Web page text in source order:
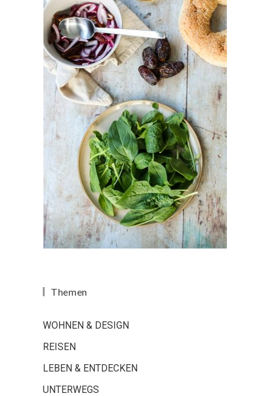
Themen
WOHNEN & DESIGN
REISEN
LEBEN & ENTDECKEN
UNTERWEGS